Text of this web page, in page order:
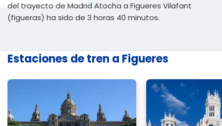
del trayecto de Madrid Atocha a Figueres Vilafant
(figueras) ha sido de 3 horas 40 minutos.
Estaciones de tren a Figueres